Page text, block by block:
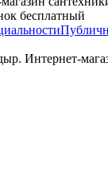
бесплатный
Интернет-